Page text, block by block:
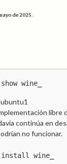
de 2025.
wine
libre
continúa en
no funcionar.
install wine